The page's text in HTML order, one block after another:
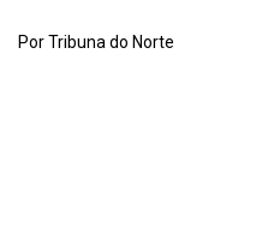
Por Tribuna do Norte